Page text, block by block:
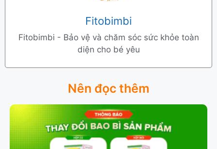
Fitobimbi
Fitobimbi - Bảo vệ và chăm sóc sức khỏe toàn
diện cho bé yêu
Nên đọc thêm